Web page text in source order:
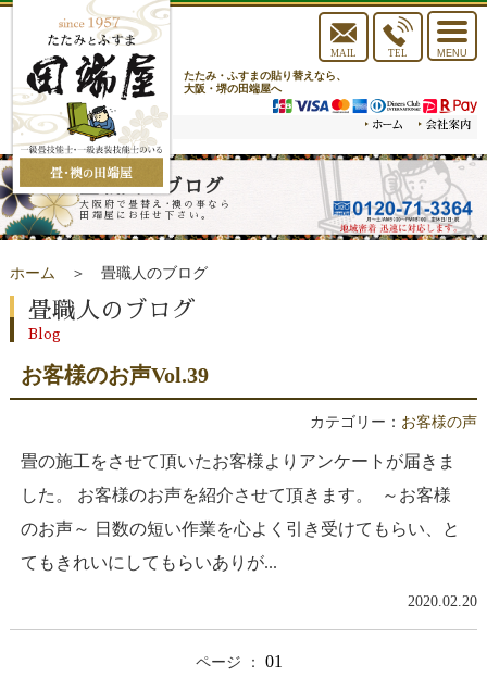
MAIL TEL
toggle
MENU
たたみ・ふすまの貼り替えなら、
大阪・堺の田端屋へ
畳職人のブログ
大阪府で畳替え･襖の事なら
田端屋にお任せ下さい。
ホーム ＞ 畳職人のブログ
畳職人のブログ
Blog
お客様のお声Vol.39
カテゴリー： お客様の声
畳の施工をさせて頂いたお客様よりアンケートが届きま
した。 お客様のお声を紹介させて頂きます。 ～お客様
のお声～ 日数の短い作業を心よく引き受けてもらい、と
てもきれいにしてもらいありが...
2020.02.20
ページ ： 01